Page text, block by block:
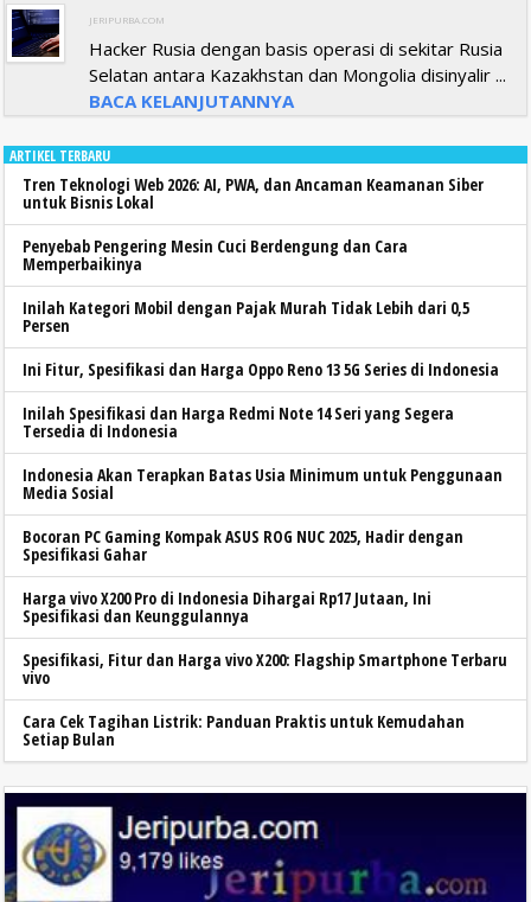
JERIPURBA.COM
Hacker Rusia dengan basis operasi di sekitar Rusia
Selatan antara Kazakhstan dan Mongolia disinyalir ...
BACA KELANJUTANNYA
ARTIKEL TERBARU
Tren Teknologi Web 2026: AI, PWA, dan Ancaman Keamanan Siber
untuk Bisnis Lokal
Penyebab Pengering Mesin Cuci Berdengung dan Cara
Memperbaikinya
Inilah Kategori Mobil dengan Pajak Murah Tidak Lebih dari 0,5
Persen
Ini Fitur, Spesifikasi dan Harga Oppo Reno 13 5G Series di Indonesia
Inilah Spesifikasi dan Harga Redmi Note 14 Seri yang Segera
Tersedia di Indonesia
Indonesia Akan Terapkan Batas Usia Minimum untuk Penggunaan
Media Sosial
Bocoran PC Gaming Kompak ASUS ROG NUC 2025, Hadir dengan
Spesifikasi Gahar
Harga vivo X200 Pro di Indonesia Dihargai Rp17 Jutaan, Ini
Spesifikasi dan Keunggulannya
Spesifikasi, Fitur dan Harga vivo X200: Flagship Smartphone Terbaru
vivo
Cara Cek Tagihan Listrik: Panduan Praktis untuk Kemudahan
Setiap Bulan